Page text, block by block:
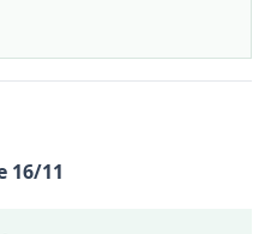
16/11